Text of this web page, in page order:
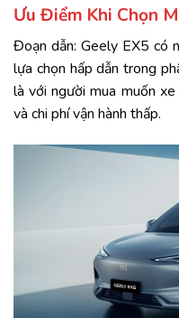
Ưu Điểm Khi Chọn
Đoạn dẫn: Geely EX5 có
lựa chọn hấp dẫn trong
là với người mua muốn
và chi phí vận hành thấp.